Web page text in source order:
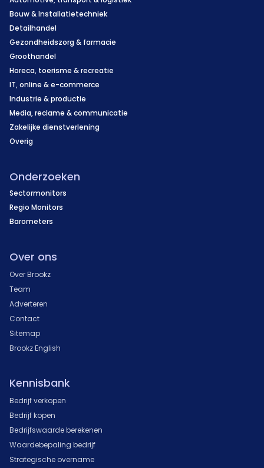
Bouw & Installatietechniek
Detailhandel
Gezondheidszorg & farmacie
Groothandel
Horeca, toerisme & recreatie
IT, online & e-commerce
Industrie & productie
Media, reclame & communicatie
Zakelijke dienstverlening
Overig
Onderzoeken
Sectormonitors
Regio Monitors
Barometers
Over ons
Over Brookz
Team
Adverteren
Contact
Sitemap
Brookz English
Kennisbank
Bedrijf verkopen
Bedrijf kopen
Bedrijfswaarde berekenen
Waardebepaling bedrijf
Strategische overname